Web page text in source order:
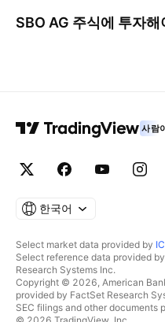
SBO AG 주식에 투자해
사람
한국어
Select market data provided by
Select reference data provided
Research Systems Inc.
Copyright © 2026, American
provided by FactSet Research
SEC filings and other documents